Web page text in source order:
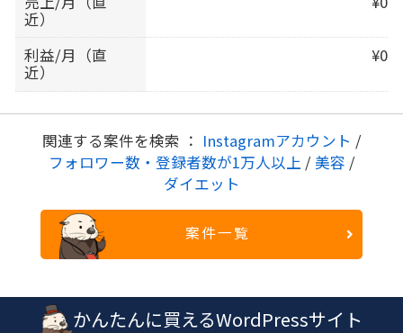
近）
利益/月（直
近）
¥0
関連する案件を検索 ： Instagramアカウント /
フォロワー数・登録者数が1万人以上 / 美容 /
ダイエット
案件一覧
かんたんに買えるWordPressサイト